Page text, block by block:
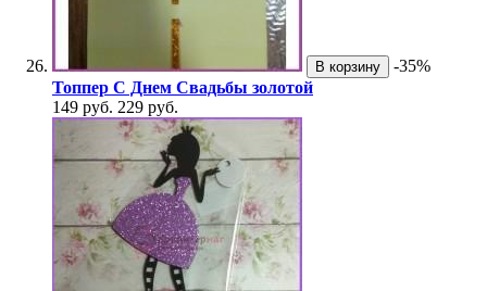
В корзину
-35%
Топпер С Днем Свадьбы золотой
149 руб. 229 руб.